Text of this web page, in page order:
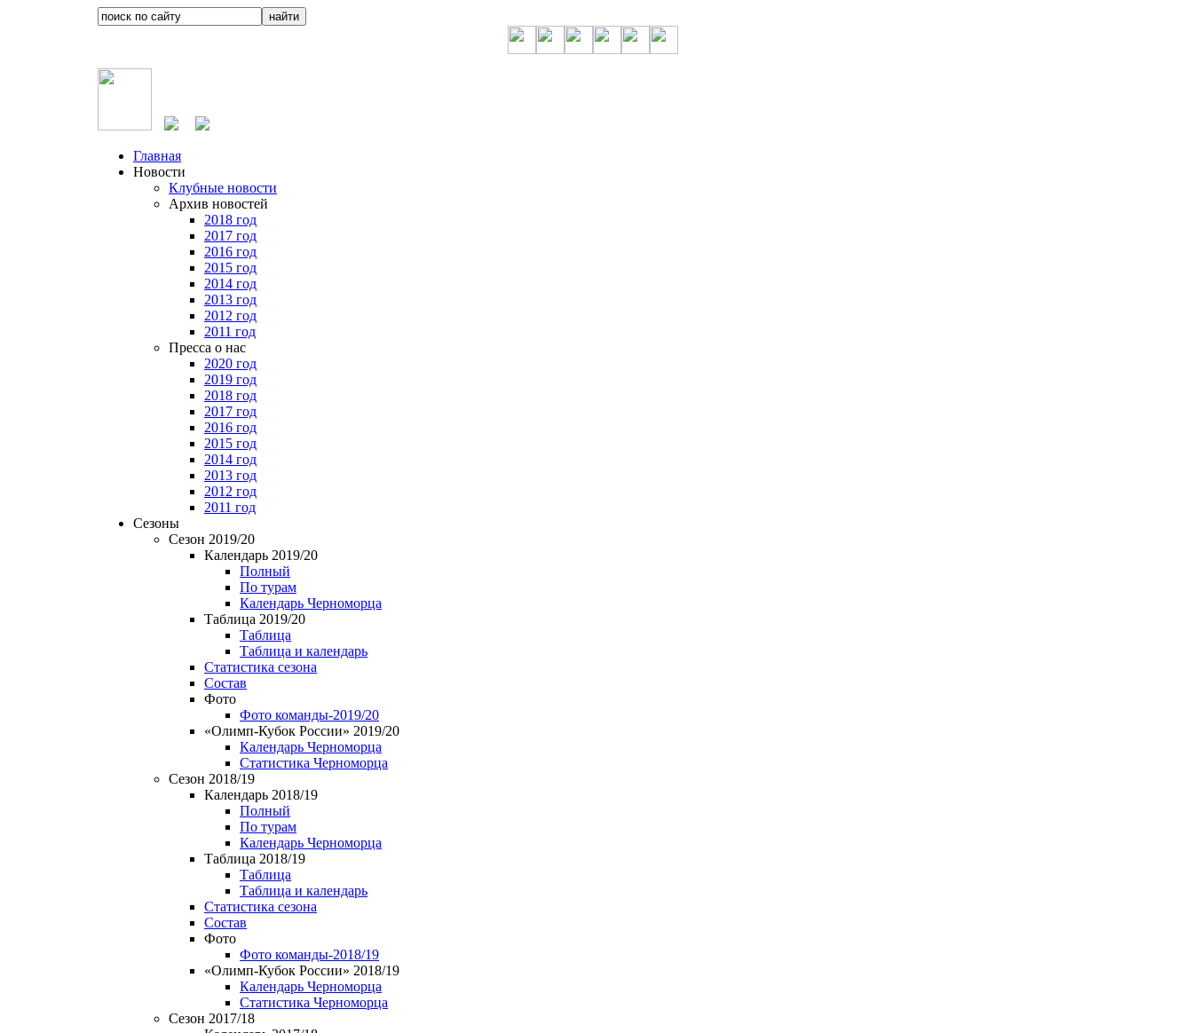
Главная
Новости
Клубные новости
Архив новостей
2018 год
2017 год
2016 год
2015 год
2014 год
2013 год
2012 год
2011 год
Пресса о нас
2020 год
2019 год
2018 год
2017 год
2016 год
2015 год
2014 год
2013 год
2012 год
2011 год
Сезоны
Сезон 2019/20
Календарь 2019/20
Полный
По турам
Календарь Черноморца
Таблица 2019/20
Таблица
Таблица и календарь
Статистика сезона
Состав
Фото
Фото команды-2019/20
«Олимп-Кубок России» 2019/20
Календарь Черноморца
Статистика Черноморца
Сезон 2018/19
Календарь 2018/19
Полный
По турам
Календарь Черноморца
Таблица 2018/19
Таблица
Таблица и календарь
Статистика сезона
Состав
Фото
Фото команды-2018/19
«Олимп-Кубок России» 2018/19
Календарь Черноморца
Статистика Черноморца
Сезон 2017/18